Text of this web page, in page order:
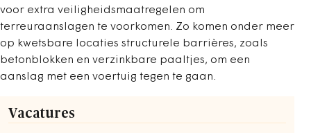
voor extra veiligheidsmaatregelen om
terreuraanslagen te voorkomen. Zo komen onder meer
op kwetsbare locaties structurele barrières, zoals
betonblokken en verzinkbare paaltjes, om een
aanslag met een voertuig tegen te gaan.
Vacatures